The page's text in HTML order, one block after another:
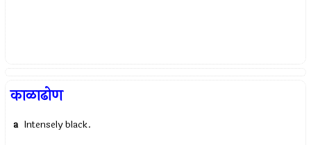
काळाढोण
a Intensely black.